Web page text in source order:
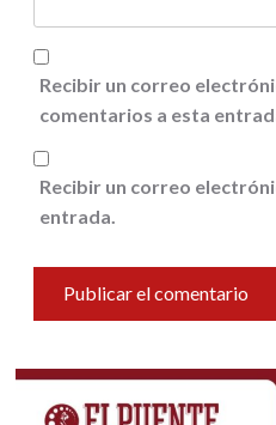
Recibir un correo
comentarios a esta
Recibir un correo
entrada.